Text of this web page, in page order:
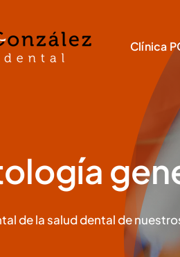
Clínica
de la salud dental de